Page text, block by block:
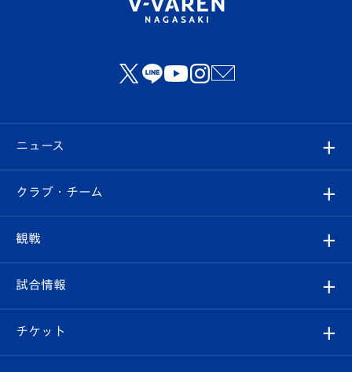
ニュース
すべて
クラブ
試合情報
クラブ・チーム
クラブ概要
エンブレム紹介
観戦
観戦ルール
はじめての観戦ガイド
試合情報
試合日程/結果
チケット